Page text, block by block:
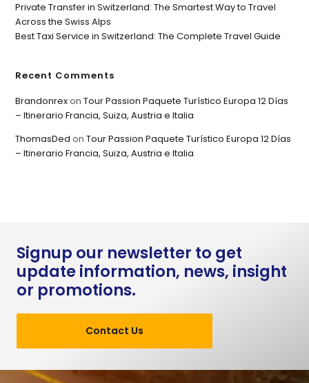
Private Transfer in Switzerland: The Smartest Way to Travel
Across the Swiss Alps
Best Taxi Service in Switzerland: The Complete Travel Guide
Recent Comments
BrandonrexonTour Passion Paquete Turístico Europa 12 Días
– Itinerario Francia, Suiza, Austria e Italia
ThomasDed onTour Passion Paquete Turístico Europa 12 Días
– Itinerario Francia, Suiza, Austria e Italia
Signup our newsletter to get
update information, news, insight
or promotions.
Contact Us